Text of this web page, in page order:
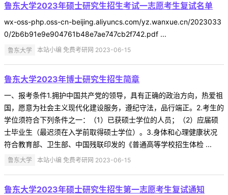
鲁东大学2023年硕士研究生招生考试一志愿考生复试名单
wx-oss-php.oss-cn-beijing.aliyuncs.com/yz.wanxue.cn/2023033
0/2b6b91e9e904761b48e7ae747cb2f742.pdf ...
鲁东大学 本站小编 免费考研网 2023-06-15
鲁东大学2023年博士研究生招生简章
一、报考条件1.拥护中国共产党的领导，具有正确的政治方向，热爱祖
国，愿意为社会主义现代化建设服务，遵纪守法，品行端正。2.考生的
学位须符合下列条件之一：（1）已获硕士学位的人员；（2）应届硕
士毕业生（最迟须在入学前取得硕士学位）。3.身体和心理健康状况
符合教育部、卫生部、中国残联印发的《普通高等学校招生体检 ...
鲁东大学 本站小编 免费考研网 2023-06-15
鲁东大学2023年硕士研究生招生第一志愿考生复试通知